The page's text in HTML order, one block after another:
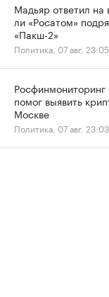
Мадьяр ответил на
ли «Росатом»
«Пакш-2»
Политика, 07 авг, 23:05
Росфинмониторинг
помог выявить
Москве
Политика, 07 авг, 23:03